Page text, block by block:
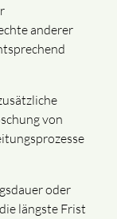
anderer
von
oder
längste Frist